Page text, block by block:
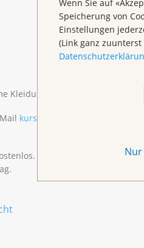
Wenn Sie auf
Speicherung von
Einstellungen
(Link ganz
Kleidung
kurse@klbb.ch
oder per
Spenden sind herzlich